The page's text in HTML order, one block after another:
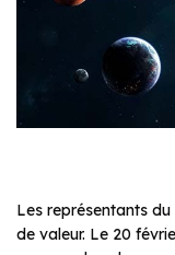
Les représentants
de valeur. Le 20